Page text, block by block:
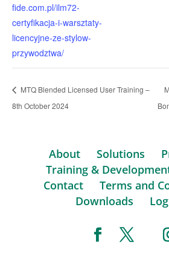
fide.com.pl/ilm72-
certyfikacja-i-warsztaty-
licencyjne-ze-stylow-
przywodztwa/
MTQ Blended Licensed User Training –
8th October 2024
About Solutions
Training &
Contact
Terms and
Downloads